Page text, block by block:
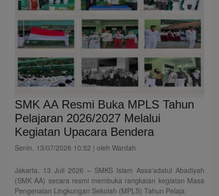
SMK AA Resmi Buka MPLS Tahun
Pelajaran 2026/2027 Melalui
Kegiatan Upacara Bendera
Senin, 13/07/2026 10:52 | oleh Wardah
Jakarta, 13 Juli 2026 – SMKS Islam Assa'adatul Abadiyah
(SMK AA) secara resmi membuka rangkaian kegiatan Masa
Pengenalan Lingkungan Sekolah (MPLS) Tahun Pelaja